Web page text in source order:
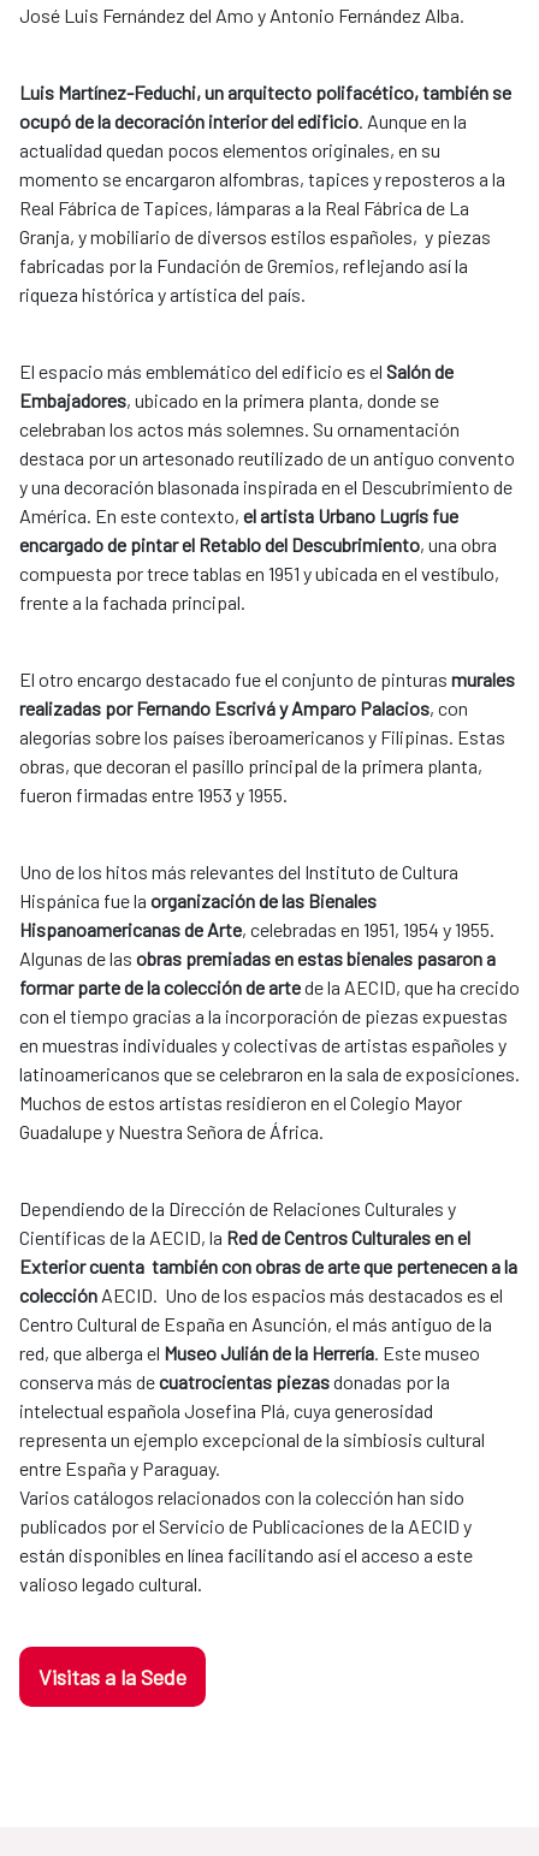
José Luis Fernández del Amo y Antonio Fernández Alba.
Luis Martínez-Feduchi, un arquitecto polifacético, también se
ocupó de la decoración interior del edificio. Aunque en la
actualidad quedan pocos elementos originales, en su
momento se encargaron alfombras, tapices y reposteros a la
Real Fábrica de Tapices, lámparas a la Real Fábrica de La
Granja, y mobiliario de diversos estilos españoles, y piezas
fabricadas por la Fundación de Gremios, reflejando así la
riqueza histórica y artística del país.
El espacio más emblemático del edificio es el Salón de
Embajadores, ubicado en la primera planta, donde se
celebraban los actos más solemnes. Su ornamentación
destaca por un artesonado reutilizado de un antiguo convento
y una decoración blasonada inspirada en el Descubrimiento de
América. En este contexto, el artista Urbano Lugrís fue
encargado de pintar el Retablo del Descubrimiento, una obra
compuesta por trece tablas en 1951 y ubicada en el vestíbulo,
frente a la fachada principal.
El otro encargo destacado fue el conjunto de pinturas murales
realizadas por Fernando Escrivá y Amparo Palacios, con
alegorías sobre los países iberoamericanos y Filipinas. Estas
obras, que decoran el pasillo principal de la primera planta,
fueron firmadas entre 1953 y 1955.
Uno de los hitos más relevantes del Instituto de Cultura
Hispánica fue la organización de las Bienales
Hispanoamericanas de Arte, celebradas en 1951, 1954 y 1955.
Algunas de las obras premiadas en estas bienales pasaron a
formar parte de la colección de artede la AECID, que ha crecido
con el tiempo gracias a la incorporación de piezas expuestas
en muestras individuales y colectivas de artistas españoles y
latinoamericanos que se celebraron en la sala de exposiciones.
Muchos de estos artistas residieron en el Colegio Mayor
Guadalupe y Nuestra Señora de África.
Dependiendo de la Dirección de Relaciones Culturales y
Científicas de la AECID, la Red de Centros Culturales en el
Exterior cuenta también con obras de arte que pertenecen a la
colección AECID. Uno de los espacios más destacados es el
Centro Cultural de España en Asunción, el más antiguo de la
red, que alberga el Museo Julián de la Herrería. Este museo
conserva más decuatrocientas piezasdonadas por la
intelectual española Josefina Plá, cuya generosidad
representa un ejemplo excepcional de la simbiosis cultural
entre España y Paraguay.
Varios catálogos relacionados con la colección han sido
publicados por el Servicio de Publicaciones de la AECID y
están disponibles en línea facilitando así el acceso a este
valioso legado cultural.
Visitas a la Sede